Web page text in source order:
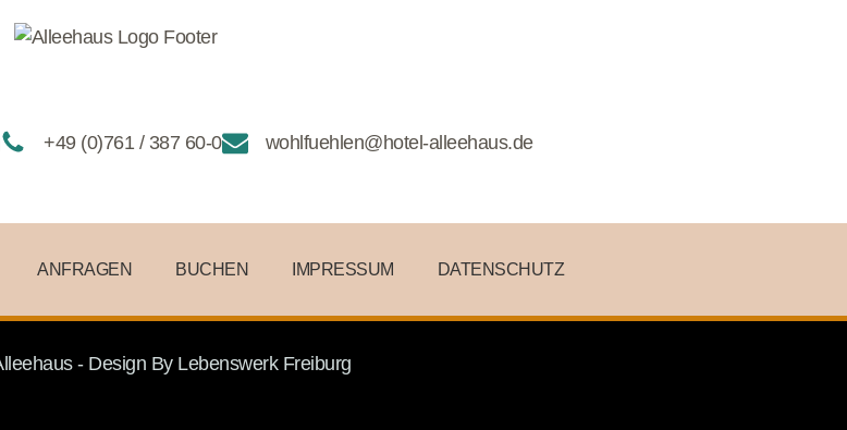
+49 (0)761 / 387 60-0 wohlfuehlen@hotel-alleehaus.de
ANFRAGEN BUCHEN IMPRESSUM DATENSCHUTZ
- Design By Lebenswerk Freiburg